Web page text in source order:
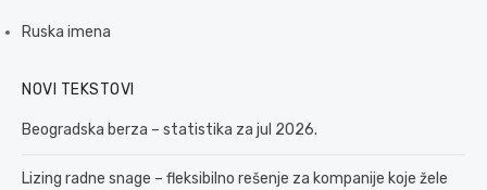
Ruska imena
NOVI TEKSTOVI
Beogradska berza – statistika za jul 2026.
Lizing radne snage – fleksibilno rešenje za kompanije koje žele